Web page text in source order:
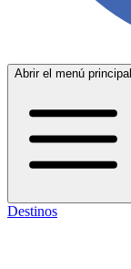
Abrir el menú principal
Destinos